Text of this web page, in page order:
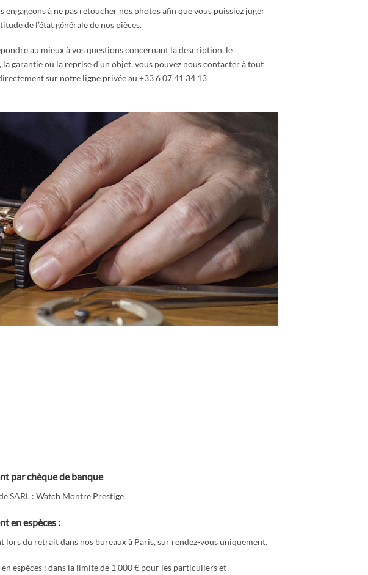
engageons à ne pas retoucher nos photos afin que vous puissiez juger
de l’état générale de nos pièces.
au mieux à vos questions concernant la description, le
la garantie ou la reprise d’un objet, vous pouvez nous contacter à tout
sur notre ligne privée au +33 6 07 41 34 13
par chèque de banque
SARL : Watch Montre Prestige
en espèces :
lors du retrait dans nos bureaux à Paris, sur rendez-vous uniquement.
espèces : dans la limite de 1 000 € pour les particuliers et